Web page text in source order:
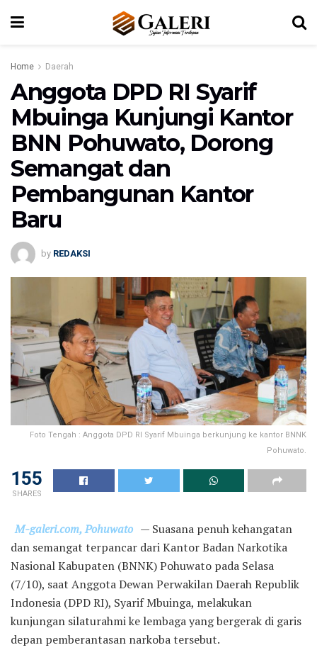
Home Daerah
Anggota DPD RI Syarif
Mbuinga Kunjungi Kantor
BNN Pohuwato, Dorong
Semangat dan
Pembangunan Kantor
Baru
by REDAKSI
Foto Tengah : Anggota DPD RI Syarif Mbuinga berkunjung ke kantor BNNK
Pohuwato.
155
SHARES
M-galeri.com, Pohuwato — Suasana penuh kehangatan
dan semangat terpancar dari Kantor Badan Narkotika
Nasional Kabupaten (BNNK) Pohuwato pada Selasa
(7/10), saat Anggota Dewan Perwakilan Daerah Republik
Indonesia (DPD RI), Syarif Mbuinga, melakukan
kunjungan silaturahmi ke lembaga yang bergerak di garis
depan pemberantasan narkoba tersebut.